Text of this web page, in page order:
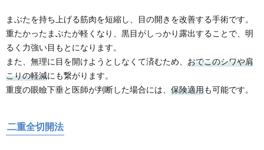
まぶたを持ち上げる筋肉を短縮し、目の開きを改善する手術です。
重たかったまぶたが軽くなり、黒目がしっかり露出することで、明
るく力強い目もとになります。
また、無理に目を開けようとしなくて済むため、 おでこのシワや肩
こりの軽減にも繋がります。
重度の眼瞼下垂と医師が判断した場合には、 保険適用も可能です。
二重全切開法